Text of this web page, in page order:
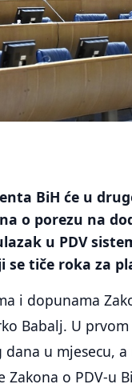
BiH će u
o porezu na
u PDV
tiče roka za
i dopunama
Babalj. U
u mjesecu,
Zakona o PDV-u